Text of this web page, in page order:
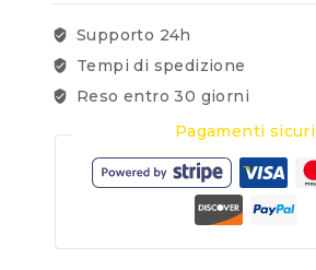
Supporto 24h
Tempi di spedizione
Reso entro 30 giorni
Pagamenti sicuri